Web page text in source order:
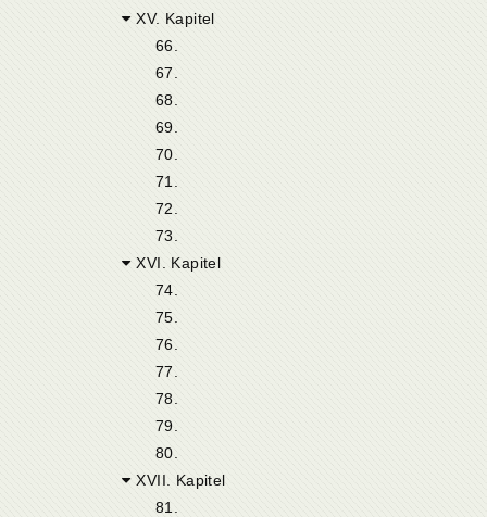
XV. Kapitel
66.
67.
68.
69.
70.
71.
72.
73.
XVI. Kapitel
74.
75.
76.
77.
78.
79.
80.
XVII. Kapitel
81.